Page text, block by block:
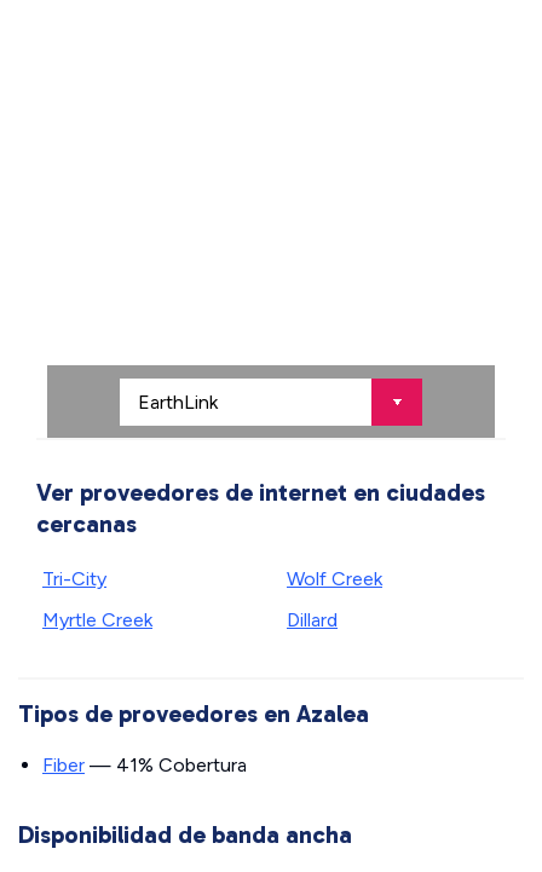
Ver proveedores de internet en ciudades
cercanas
Tri-City
Myrtle Creek
Wolf Creek
Dillard
Tipos de proveedores en Azalea
Fiber — 41% Cobertura
Disponibilidad de banda ancha